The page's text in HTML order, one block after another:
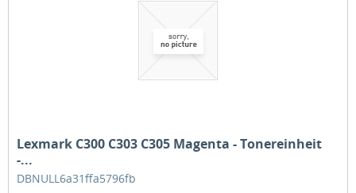
Lexmark C300 C303 C305 Magenta - Tonereinheit
-...
DBNULL6a31ffa5796fb